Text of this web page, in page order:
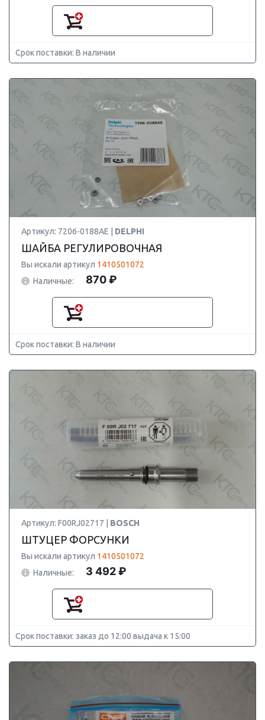
Срок поставки: В наличии
Артикул: 7206-0188AE | DELPHI
ШАЙБА РЕГУЛИРОВОЧНАЯ
Вы искали артикул 1410501072
Наличные:
870 ₽
Срок поставки: В наличии
Артикул: F00RJ02717 | BOSCH
ШТУЦЕР ФОРСУНКИ
Вы искали артикул 1410501072
Наличные:
3 492 ₽
Срок поставки: заказ до 12:00 выдача к 15:00